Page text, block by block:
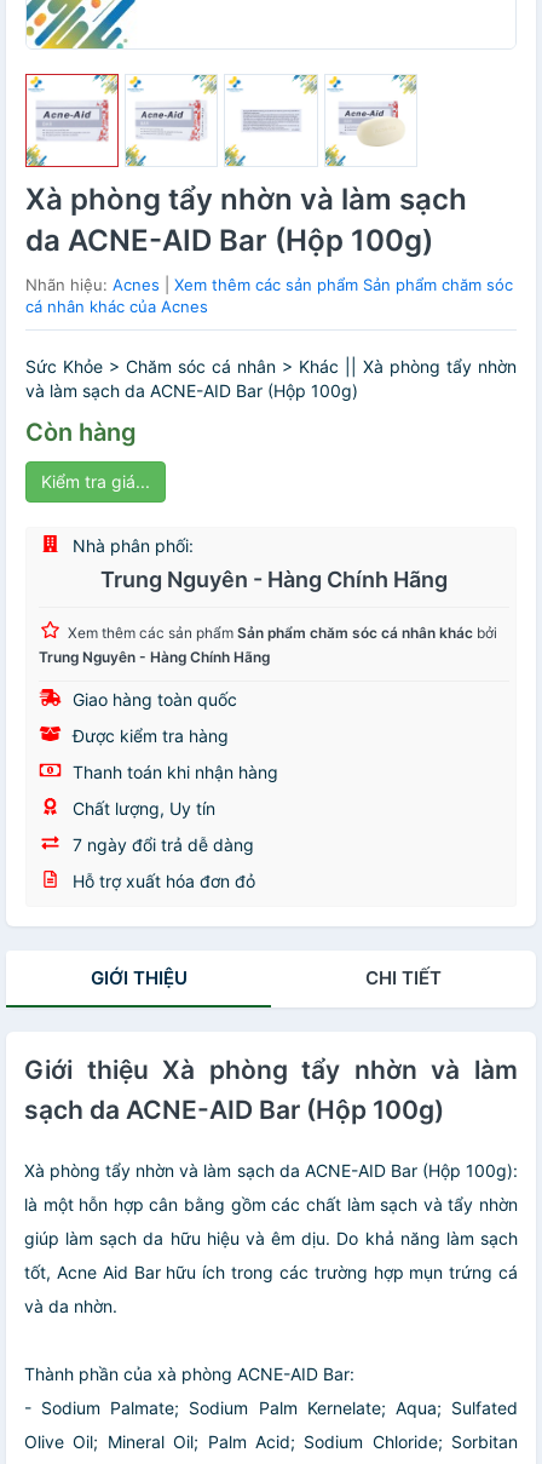
Xà phòng tẩy nhờn và làm sạch
da ACNE-AID Bar (Hộp 100g)
Nhãn hiệu: Acnes
Xem thêm các sản phẩm Sản phẩm chăm sóc
cá nhân khác của Acnes
Sức Khỏe > Chăm sóc cá nhân > Khác || Xà phòng tẩy nhờn
và làm sạch da ACNE-AID Bar (Hộp 100g)
Còn hàng
Kiểm tra giá...
Nhà phân phối:
Trung Nguyên - Hàng Chính Hãng
Xem thêm các sản phẩm Sản phẩm chăm sóc cá nhân khác bởi
Trung Nguyên - Hàng Chính Hãng
Giao hàng toàn quốc
Được kiểm tra hàng
Thanh toán khi nhận hàng
Chất lượng, Uy tín
7 ngày đổi trả dễ dàng
Hỗ trợ xuất hóa đơn đỏ
GIỚI THIỆU CHI TIẾT
Giới thiệu Xà phòng tẩy nhờn và làm
sạch da ACNE-AID Bar (Hộp 100g)
Xà phòng tẩy nhờn và làm sạch da ACNE-AID Bar (Hộp 100g):
là một hỗn hợp cân bằng gồm các chất làm sạch và tẩy nhờn
giúp làm sạch da hữu hiệu và êm dịu. Do khả năng làm sạch
tốt, Acne Aid Bar hữu ích trong các trường hợp mụn trứng cá
và da nhờn.
Thành phần của xà phòng ACNE-AID Bar:
- Sodium Palmate; Sodium Palm Kernelate; Aqua; Sulfated
Olive Oil; Mineral Oil; Palm Acid; Sodium Chloride; Sorbitan